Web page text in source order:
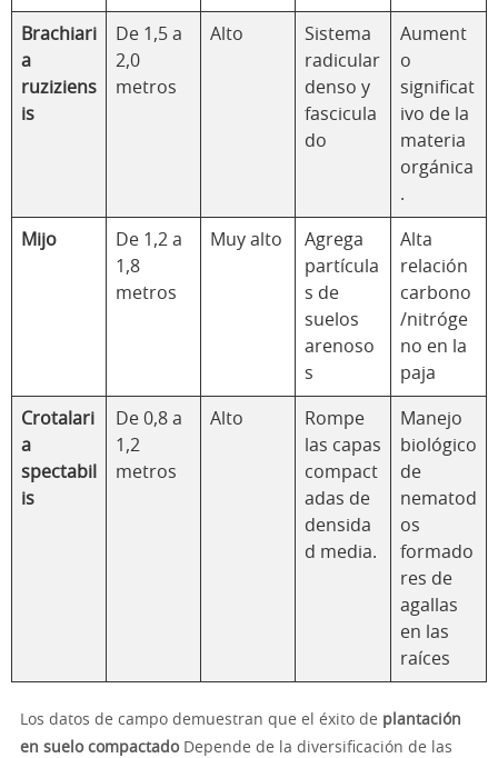
Brachiari
a
ruziziens
is
De 1,5 a
2,0
metros
Alto
Sistema
radicular
denso y
fascicula
do
Aument
o
significat
ivo de la
materia
orgánica
.
Mijo
De 1,2 a
1,8
metros
Muy alto
Agrega
partícula
s de
suelos
arenoso
s
Alta
relación
carbono
/nitróge
no en la
paja
Crotalari
a
spectabil
is
De 0,8 a
1,2
metros
Alto
Rompe
las capas
compact
adas de
densida
d media.
Manejo
biológico
de
nematod
os
formado
res de
agallas
en las
raíces
Los datos de campo demuestran que el éxito de plantación
en suelo compactadoDepende de la diversificación de las